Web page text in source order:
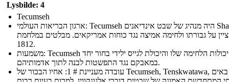
Lysbilde: 4
Tecumseh
ארגון הבריאות העולמי: Tecumseh היה מנהיג של שבט אינדיאנים Shawnee.
על גבורתו ולחימה אמיצה נגד כוחות אמריקאים. מבלטים במלחמת
1812.
משמעות: Tecumseh נודע יכולות הלחימה שלו והיכולת לגייס ילידי בחור יחד
במאבקם נגד התפשטות לבנה לתוך אדמותיהם.
עובדה מעניינת # 1: אחיו הבכור של Tecumseh, Tenskwatawa, יוסדים באים